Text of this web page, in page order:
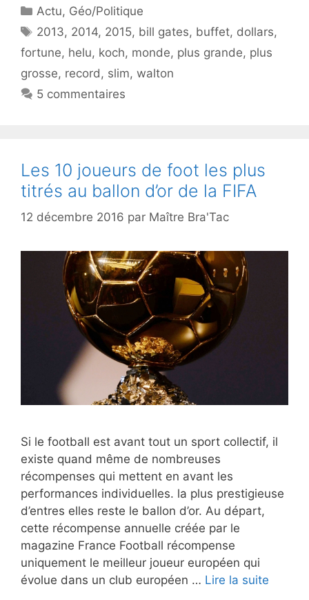
Catégories
Actu, Géo/Politique
Étiquettes
2013, 2014, 2015, bill gates, buffet, dollars,
fortune, helu, koch, monde, plus grande, plus
grosse, record , slim, walton
5 commentaires
Les 10 joueurs de foot les plus
titrés au ballon d’or de la FIFA
12 décembre 2016 par Maître Bra'Tac
Si le football est avant tout un sport collectif, il
existe quand même de nombreuses
récompenses qui mettent en avant les
performances individuelles. la plus prestigieuse
d’entres elles reste le ballon d’or. Au départ,
cette récompense annuelle créée par le
magazine France Football récompense
uniquement le meilleur joueur européen qui
évolue dans un club européen … Lire la suite